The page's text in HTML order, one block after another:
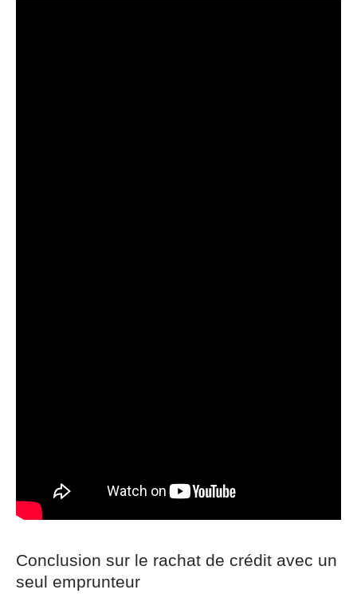
Conclusion sur le rachat de crédit avec un
seul emprunteur